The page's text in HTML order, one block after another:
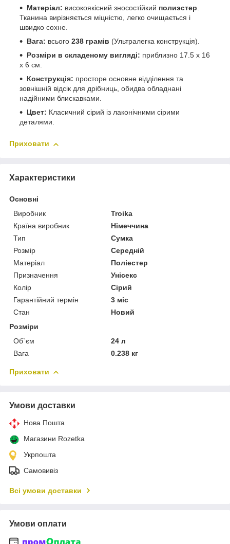
Матеріал: високоякісний зносостійкий полиэстер.
Тканина вирізняється міцністю, легко очищається і
швидко сохне.
Вага: всього 238 грамів (Ультралегка конструкція).
Розміри в складеному вигляді: приблизно 17.5 x 16
x 6 см.
Конструкція: просторе основне відділення та
зовнішній відсік для дрібниць, обидва обладнані
надійними блискавками.
Цвет: Класичний сірий із лаконічними сірими
деталями.
Приховати
Характеристики
Основні
Виробник
Troika
Країна виробник
Німеччина
Тип
Сумка
Розмір
Середній
Матеріал
Поліестер
Призначення
Унісекс
Колір
Сірий
Гарантійний термін
3 міс
Стан
Новий
Розміри
Об`єм
24 л
Вага
0.238 кг
Приховати
Умови доставки
Нова Пошта
Магазини Rozetka
Укрпошта
Самовивіз
Всі умови доставки
Умови оплати